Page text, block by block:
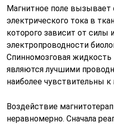
Магнитное поле вызывает
электрического тока в
которого зависит от силы
электропроводности
Спинномозговая
являются лучшими
наиболее чувствительны
Воздействие
неравномерно. Сначала